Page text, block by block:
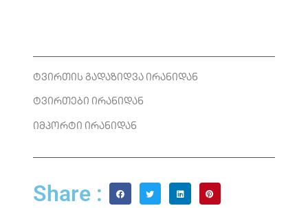
ტვირთის გადაზიდვა ირანიდან
ტვირთები ირანიდან
იმპორტი ირანიდან
Share :